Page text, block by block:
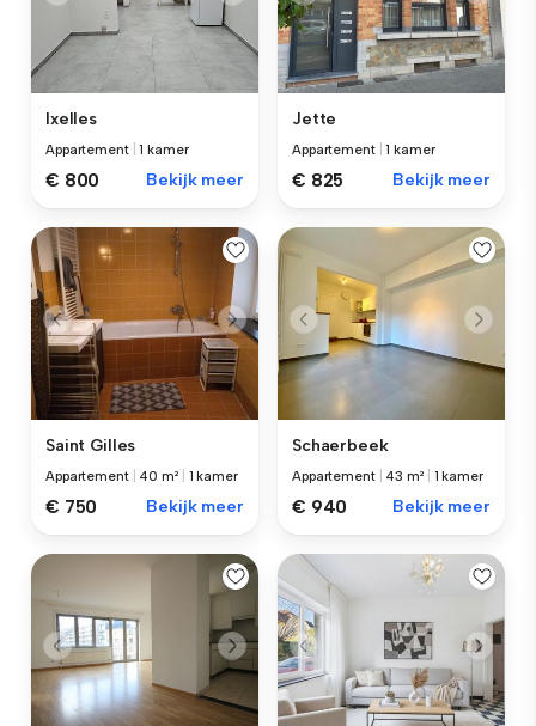
Ixelles
Appartement |1 kamer
€ 800 Bekijk meer
Jette
Appartement |1 kamer
€ 825 Bekijk meer
Saint Gilles
Appartement 40 m² 1 kamer
€ 750 Bekijk meer
Schaerbeek
Appartement 43 m² 1 kamer
€ 940 Bekijk meer